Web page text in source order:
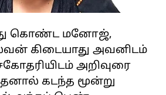
கொண்ட மனோஜ்,
கிடையாது அவனிடம்
அறிவுரை
கடந்த மூன்று